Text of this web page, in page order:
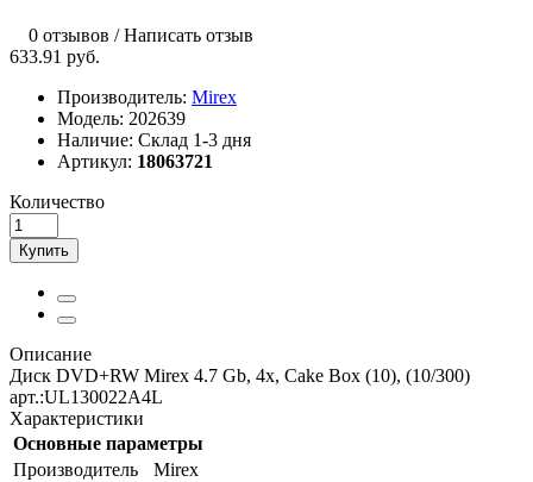
0 отзывов /Написать отзыв
633.91 руб.
Производитель: Mirex
Модель: 202639
Наличие: Склад 1-3 дня
Артикул: 18063721
Количество
Купить
Описание
Диск DVD+RW Mirex 4.7 Gb, 4x, Cake Box (10), (10/300)
арт.:UL130022A4L
Характеристики
Основные параметры
Производитель
Mirex